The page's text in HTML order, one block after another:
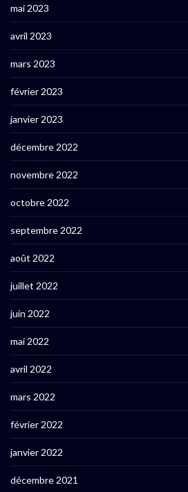
mai 2023
avril 2023
mars 2023
février 2023
janvier 2023
décembre 2022
novembre 2022
octobre 2022
septembre 2022
août 2022
juillet 2022
juin 2022
mai 2022
avril 2022
mars 2022
février 2022
janvier 2022
décembre 2021